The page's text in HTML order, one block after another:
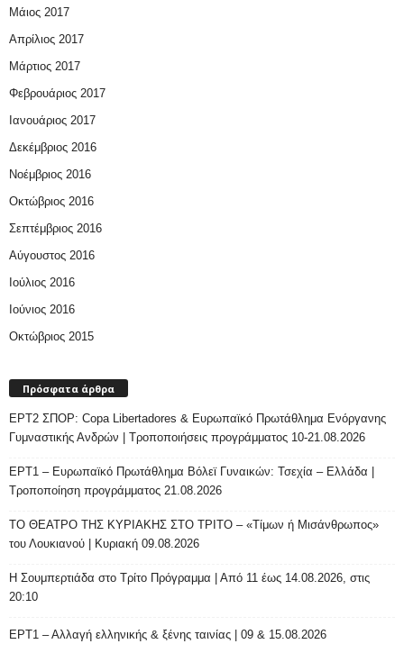
Μάιος 2017
Απρίλιος 2017
Μάρτιος 2017
Φεβρουάριος 2017
Ιανουάριος 2017
Δεκέμβριος 2016
Νοέμβριος 2016
Οκτώβριος 2016
Σεπτέμβριος 2016
Αύγουστος 2016
Ιούλιος 2016
Ιούνιος 2016
Οκτώβριος 2015
Πρόσφατα άρθρα
ΕΡΤ2 ΣΠΟΡ: Copa Libertadores & Ευρωπαϊκό Πρωτάθλημα Ενόργανης
Γυμναστικής Ανδρών | Τροποποιήσεις προγράμματος 10-21.08.2026
ΕΡΤ1 – Ευρωπαϊκό Πρωτάθλημα Βόλεϊ Γυναικών: Τσεχία – Ελλάδα |
Τροποποίηση προγράμματος 21.08.2026
ΤΟ ΘΕΑΤΡΟ ΤΗΣ ΚΥΡΙΑΚΗΣ ΣΤΟ ΤΡΙΤΟ – «Τίμων ή Μισάνθρωπος»
του Λουκιανού | Κυριακή 09.08.2026
H Σουμπερτιάδα στο Τρίτο Πρόγραμμα | Από 11 έως 14.08.2026, στις
20:10
ΕΡΤ1 – Αλλαγή ελληνικής & ξένης ταινίας | 09 & 15.08.2026